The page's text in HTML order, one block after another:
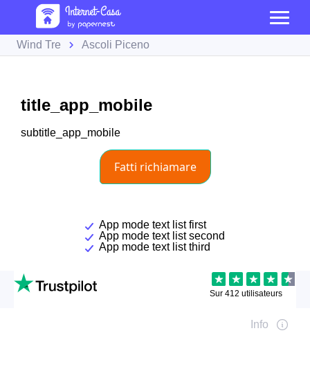
Wind Tre Ascoli Piceno